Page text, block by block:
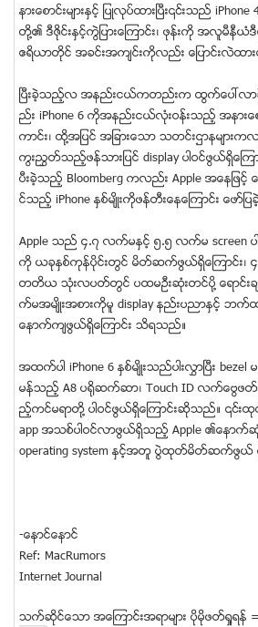
နားေစာင္းမ်ားႏွင့္ ျပဳလုပ္ထားၿပီး၎သည္ iPhone
တို႔၏ ဒီဇိုင္းႏွင့္ကြဲျပားေၾကာင္း၊ ဖုန္းကို အလူမီနီယံဒီ
ဧရိယာတိုင္ အခင္းအက်င္းကိုလည္း ေျပာင္းလဲထာ
ၿပီးခဲ့သည့္လ အနည္းငယ္ကတည္းက ထြက္ေပၚလ
ည္း iPhone 6 ကိုအနည္းငယ္လံုးဝန္းသည့္ အနားေစာ
ကာင္း၊ ထို႔အျပင္ အျခားေသာ သတင္းဌာနမ်ား
ကြးၫႊတ္သည့္ဖန္သားျပင္ display ပါဝင္ဖြယ္ရွိေၾက
ပီးခဲ့သည့္ Bloomberg ကလည္း Apple အေနျဖင့္
င္သည့္ iPhone ႏွစ္မ်ိဳးကိုဖန္တီးေနေၾကာင္း ေဖာ္ျ
Apple သည္ ၄.၇ လက္မႏွင့္ ၅.၅ လက္မ screen ပ
ကို ယခုႏွစ္ကုန္ပိုင္းတြင္ မိတ္ဆက္ဖြယ္ရွိေၾကာင္း
တတိယ သံုးလပတ္တြင္ ပထမဦးဆံုးတင္ပို႔ ေရာင္
က္မအမ်ိဳးအစားကိုမူ display နည္းပညာႏွင့္ ဘက္ထရီ
ေနာက္က်ဖြယ္ရွိေၾကာင္း သိရသည္။
အထက္ပါ iPhone 6 ႏွစ္မ်ိဳးသည္ပါးလႊာၿပီး
မန္သည့္ A8 ပ႐ိုဆက္ဆာ၊ Touch ID လက္ေဗြဖတ္
ည့္ကင္မရာတို႔ ပါဝင္ဖြယ္ရွိေၾကာင္းဆိုသည္။ ၎ထု
app အသစ္ပါဝင္လာဖြယ္ရွိသည့္ Apple ၏ေနာက္ဆံုး
operating system ႏွင့္အတူ ပြဲထုတ္မိတ္ဆက္ဖြ
-ေနာင္ေနာင္
Ref: MacRumors
Internet Journal
သက္ဆုိင္ေသာ အေၾကာင္းအရာမ်ား ပုိမုိဖတ္ရႈရန္